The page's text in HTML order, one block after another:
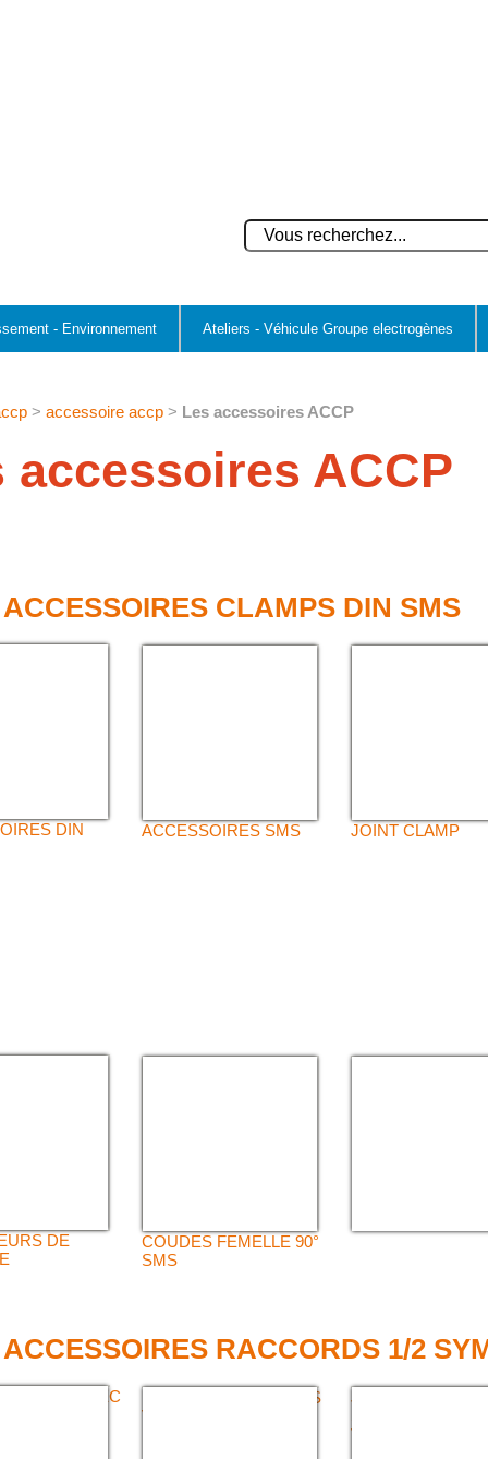
- Environnement Ateliers - Véhicule Groupe electrogènes
> accessoire accp > Les accessoires ACCP
accessoires ACCP
CLAMPS DIN SMS
DIN ACCESSOIRES SMS JOINT CLAMP
DE
COUDES FEMELLE 90°
SMS
RACCORDS 1/2
AVEC
DEMI-RACCORD SANS
VERROU
JONCTIONS
VERROUS